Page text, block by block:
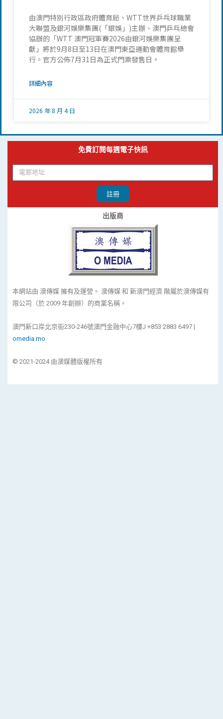
由澳門特別行政區政府體育局、WTT世界乒乓球職業
大聯盟及銀河娛樂集團(「銀娛」)主辦、澳門乒乓總會
協辦的「WTT 澳門冠軍賽2026由銀河娛樂集團呈
獻」將於9月8日至13日在澳門東亞運動會體育館舉
行。官方公佈7月31日為正式門票發售日。
詳細內容
2026 年 8 月 4 日
免費訂閱每週電子快訊
註冊
出版商
本網站由 澳傳媒 擁有及運營。 澳傳媒 和 新澳門經濟 階屬於澳傳媒有
限公司（於 2009 年創辦）的商業名稱。
澳門新口岸北京街230-246號澳門金融中心7樓J +853 2883 6497 |
omedia.mo
© 2021-2024 由澳媒體版權所有